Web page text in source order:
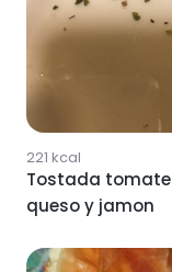
221 kcal
Tostada tomate
queso y jamon